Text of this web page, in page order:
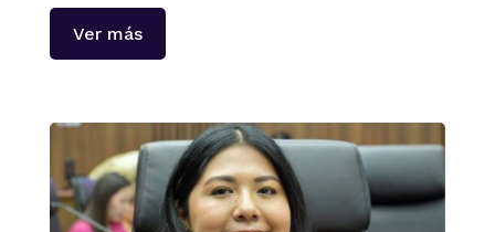
Ver más